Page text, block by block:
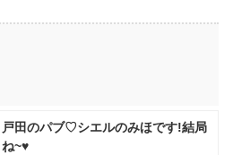
戸田のパブ♡ シエルのみほです!結局
ね~♥️